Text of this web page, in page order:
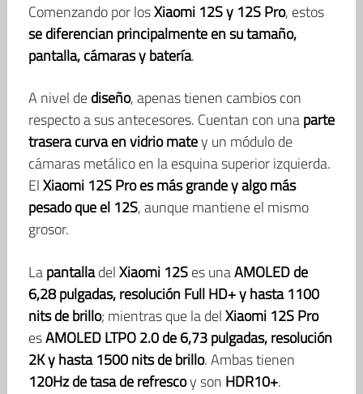
Comenzando por losXiaomi 12S y 12S Pro, estos
se diferencian principalmente en su tamaño,
pantalla, cámaras y batería.
A nivel dediseño, apenas tienen cambios con
respecto a sus antecesores. Cuentan con unaparte
trasera curva en vidrio matey un módulo de
cámaras metálico en la esquina superior izquierda.
ElXiaomi 12S Pro es más grande y algo más
pesado que el 12S, aunque mantiene el mismo
grosor.
LapantalladelXiaomi 12Ses unaAMOLED de
6,28 pulgadas, resolución Full HD+ y hasta 1100
nits de brillo; mientras que la delXiaomi 12S Pro
esAMOLED LTPO 2.0 de 6,73 pulgadas, resolución
2K y hasta 1500 nits de brillo. Ambas tienen
120Hz de tasa de refrescoy son HDR10+.